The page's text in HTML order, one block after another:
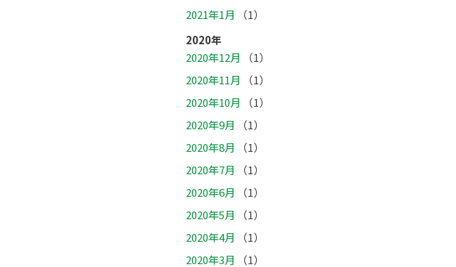
2021年1月
（1）
2020年
2020年12月
（1）
2020年11月
（1）
2020年10月
（1）
2020年9月
（1）
2020年8月
（1）
2020年7月
（1）
2020年6月
（1）
2020年5月
（1）
2020年4月
（1）
2020年3月
（1）